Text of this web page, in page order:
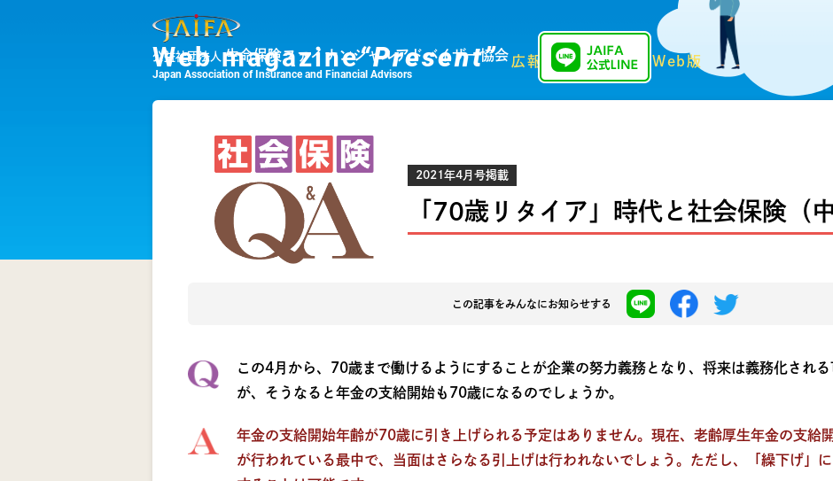
公益社団法人 生命保険ファイナンシャルアドバイザー協会
Japan Association of Insurance and Financial Advisors
Web magazine“Present” 広報誌「Present」Web版
2021年4月号掲載
「70歳リタイア」時代と社会保険（中
この記事をみんなにお知らせする
この4月から、70歳まで働けるようにすることが企業の努力義務となり、将来は義務化され
が、そうなると年金の支給開始も70歳になるのでしょうか。
年金の支給開始年齢が70歳に引き上げられる予定はありません。現在、老齢厚生年金の支給
が行われている最中で、当面はさらなる引上げは行われないでしょう。ただし、「繰下げ」